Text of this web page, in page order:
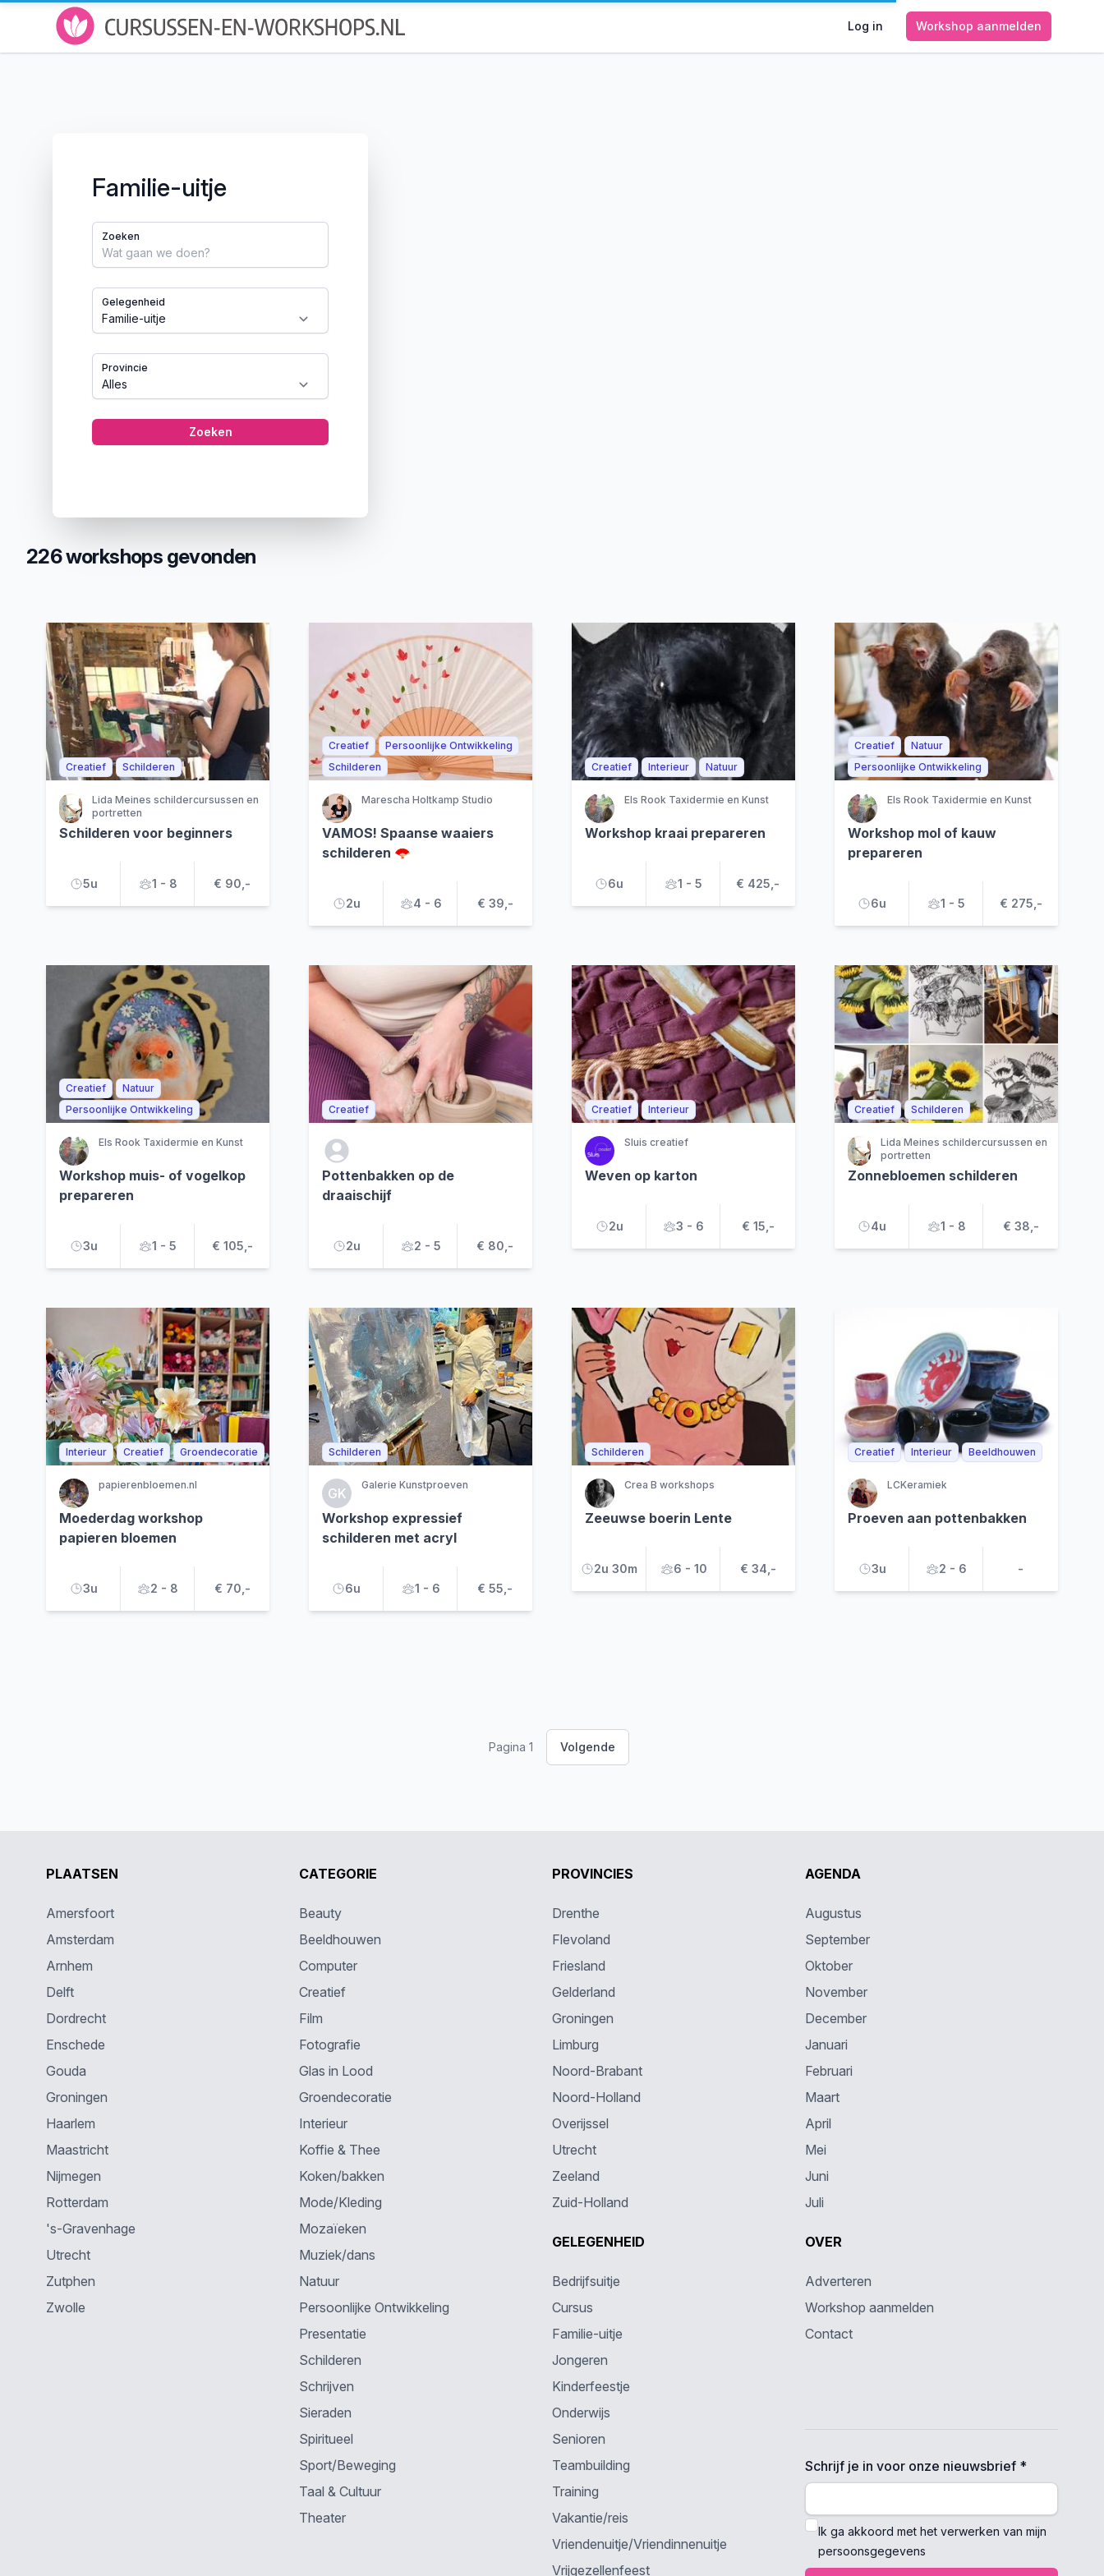
Log in Workshop aanmelden
Familie-uitje
Zoeken
Gelegenheid
Provincie
Zoeken
226 workshops gevonden
Creatief Schilderen
Lida Meines schildercursussen en
portretten
Schilderen voor beginners
5u 1 - 8 € 90,-
Creatief
Persoonlijke Ontwikkeling
Schilderen
Marescha Holtkamp Studio
VAMOS! Spaanse waaiers
schilderen 🪭
2u 4 - 6 € 39,-
Creatief Interieur Natuur
Els Rook Taxidermie en Kunst
Workshop kraai prepareren
6u 1 - 5 € 425,-
Creatief
Natuur
Persoonlijke Ontwikkeling
Els Rook Taxidermie en Kunst
Workshop mol of kauw
prepareren
6u 1 - 5 € 275,-
Creatief
Natuur
Persoonlijke Ontwikkeling
Els Rook Taxidermie en Kunst
Workshop muis- of vogelkop
prepareren
3u 1 - 5 € 105,-
Creatief
Pottenbakken op de
draaischijf
2u 2 - 5 € 80,-
Creatief Interieur
Sluis creatief
Weven op karton
2u 3 - 6 € 15,-
Creatief Schilderen
Lida Meines schildercursussen en
portretten
Zonnebloemen schilderen
4u 1 - 8 € 38,-
Interieur Creatief Groendecoratie
papierenbloemen.nl
Moederdag workshop
papieren bloemen
3u 2 - 8 € 70,-
Schilderen
GK
Galerie Kunstproeven
Workshop expressief
schilderen met acryl
6u 1 - 6 € 55,-
Schilderen
Crea B workshops
Zeeuwse boerin Lente
2u 30m 6 - 10 € 34,-
Creatief Interieur Beeldhouwen
LCKeramiek
Proeven aan pottenbakken
3u 2 - 6 -
Pagina 1 Volgende
PLAATSEN
Amersfoort
Amsterdam
Arnhem
Delft
Dordrecht
Enschede
Gouda
Groningen
Haarlem
Maastricht
Nijmegen
Rotterdam
's-Gravenhage
Utrecht
Zutphen
Zwolle
CATEGORIE
Beauty
Beeldhouwen
Computer
Creatief
Film
Fotografie
Glas in Lood
Groendecoratie
Interieur
Koffie & Thee
Koken/bakken
Mode/Kleding
Mozaïeken
Muziek/dans
Natuur
Persoonlijke Ontwikkeling
Presentatie
Schilderen
Schrijven
Sieraden
Spiritueel
Sport/Beweging
Taal & Cultuur
Theater
PROVINCIES
Drenthe
Flevoland
Friesland
Gelderland
Groningen
Limburg
Noord-Brabant
Noord-Holland
Overijssel
Utrecht
Zeeland
Zuid-Holland
GELEGENHEID
Bedrijfsuitje
Cursus
Familie-uitje
Jongeren
Kinderfeestje
Onderwijs
Senioren
Teambuilding
Training
Vakantie/reis
Vriendenuitje/Vriendinnenuitje
Vrijgezellenfeest
AGENDA
Augustus
September
Oktober
November
December
Januari
Februari
Maart
April
Mei
Juni
Juli
OVER
Adverteren
Workshop aanmelden
Contact
Schrijf je in voor onze nieuwsbrief *
Ik ga akkoord met het verwerken van mijn
persoonsgegevens